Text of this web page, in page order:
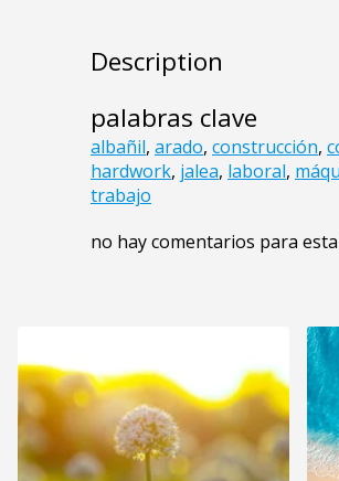
Description
palabras clave
albañil, arado, construcción,
hardwork, jalea, laboral,
trabajo
no hay comentarios para